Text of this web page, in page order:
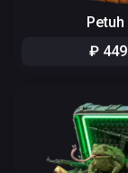
Petuh
₽ 449